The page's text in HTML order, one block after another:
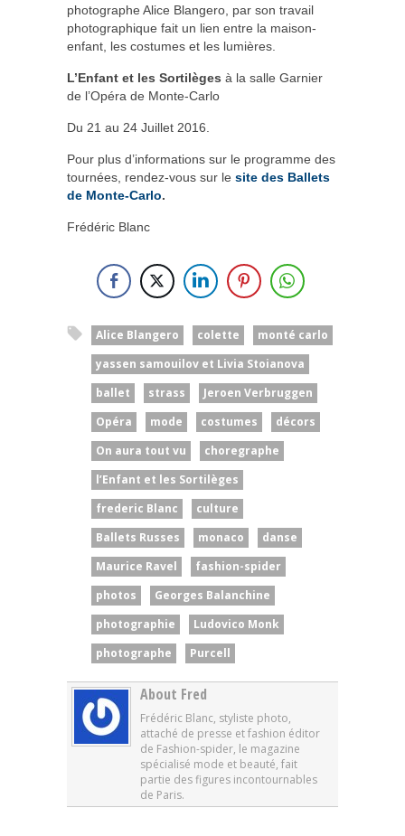
photographe Alice Blangero, par son travail
photographique fait un lien entre la maison-
enfant, les costumes et les lumières.
L’Enfant et les Sortilèges à la salle Garnier
de l’Opéra de Monte-Carlo
Du 21 au 24 Juillet 2016.
Pour plus d’informations sur le programme des
tournées, rendez-vous sur le site des Ballets
de Monte-Carlo.
Frédéric Blanc
Alice Blangero colette
monté carlo
yassen samouilov et Livia Stoianova
ballet
strass
Jeroen Verbruggen
Opéra
mode costumes
décors
On aura tout vu
choregraphe
l’Enfant et les Sortilèges
frederic Blanc
culture
Ballets Russes
monaco
danse
Maurice Ravel
fashion-spider
photos
Georges Balanchine
photographie
Ludovico Monk
photographe
Purcell
About Fred
Frédéric Blanc, styliste photo,
attaché de presse et fashion éditor
de Fashion-spider, le magazine
spécialisé mode et beauté, fait
partie des figures incontournables
de Paris.